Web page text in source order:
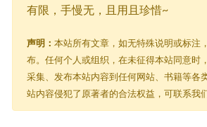
有限，手慢无，且用且珍惜~
声明： 本站所有文章，如无特殊说明或标注
布。任何个人或组织，在未征得本站同意时
采集、发布本站内容到任何网站、书籍等各
站内容侵犯了原著者的合法权益，可联系我